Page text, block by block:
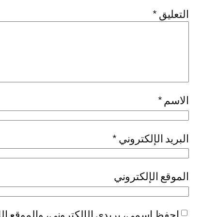
التعليق *
الاسم*
البريد الإلكتروني *
الموقع الإلكتروني